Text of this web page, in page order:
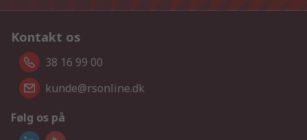
Kontakt os
38 16 99 00
kunde@rsonline.dk
Følg os på